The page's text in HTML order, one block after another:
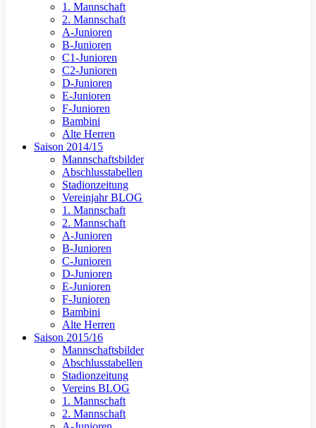
1. Mannschaft
2. Mannschaft
A-Junioren
B-Junioren
C1-Junioren
C2-Junioren
D-Junioren
E-Junioren
F-Junioren
Bambini
Alte Herren
Saison 2014/15
Mannschaftsbilder
Abschlusstabellen
Stadionzeitung
Vereinjahr BLOG
1. Mannschaft
2. Mannschaft
A-Junioren
B-Junioren
C-Junioren
D-Junioren
E-Junioren
F-Junioren
Bambini
Alte Herren
Saison 2015/16
Mannschaftsbilder
Abschlusstabellen
Stadionzeitung
Vereins BLOG
1. Mannschaft
2. Mannschaft